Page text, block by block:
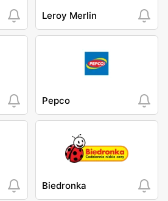
Leroy Merlin
Pepco
Biedronka